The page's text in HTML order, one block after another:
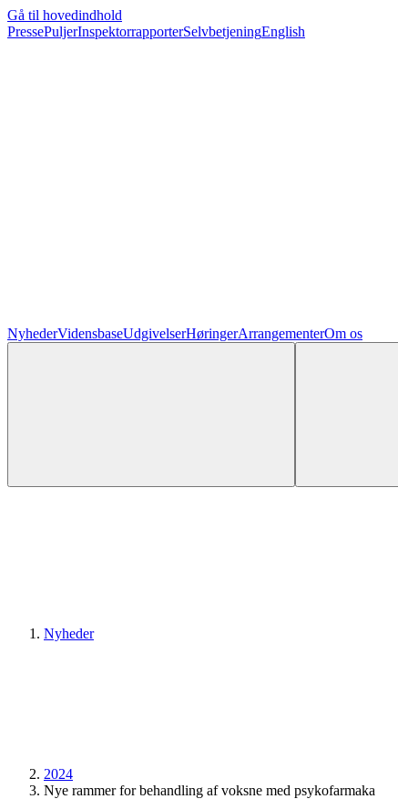
Gå til hovedindhold
PressePuljerInspektorrapporterSelvbetjeningEnglish
NyhederVidensbaseUdgivelserHøringerArrangementerOm os
Nyheder
2024
Nye rammer for behandling af voksne med psykofarmaka